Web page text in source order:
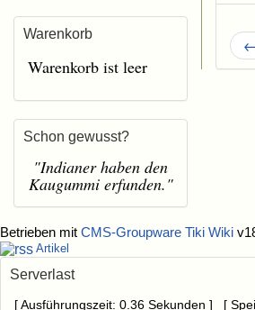
Warenkorb
Warenkorb ist leer
Schon gewusst?
"Indianer haben den
Kaugummi erfunden."
Betrieben mit CMS-Groupware Tiki Wiki
Artikel
Serverlast
[ Ausführungszeit: 0.36 Sekunden ] [